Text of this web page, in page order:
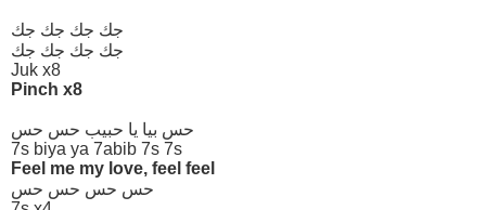
جك جك جك جك
جك جك جك جك
Juk x8
Pinch x8
حس بيا يا حبيب حس حس
7s biya ya 7abib 7s 7s
Feel me my love, feel feel
حس حس حس حس